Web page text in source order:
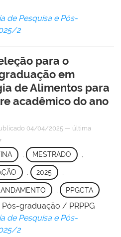
de Pesquisa e Pós-
2
para o
em
de Alimentos para
acadêmico do ano
04/04/2025 — última
, MESTRADO ,
2025
PPGCTA
graduação / PRPPG
de Pesquisa e Pós-
2